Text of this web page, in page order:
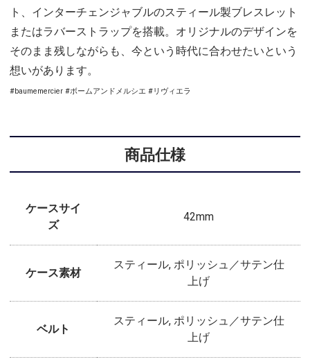
ト、インターチェンジャブルのスティール製ブレスレット
またはラバーストラップを搭載。オリジナルのデザインを
そのまま残しながらも、今という時代に合わせたいという
想いがあります。
#baumemercier #ボームアンドメルシエ #リヴィエラ
商品仕様
ケースサイ
ズ
42mm
ケース素材
スティール, ポリッシュ／サテン仕
上げ
ベルト
スティール, ポリッシュ／サテン仕
上げ